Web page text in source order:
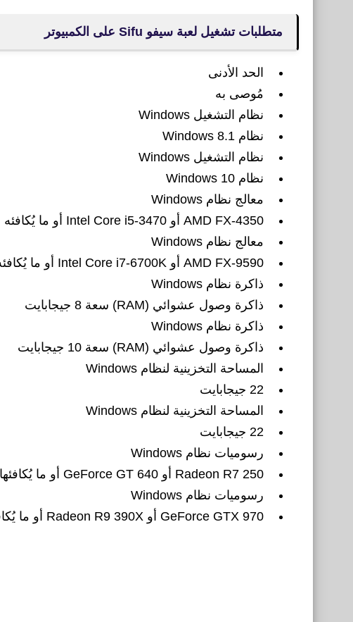
متطلبات تشغيل لعبة سيفو Sifu على الكمبيوتر
الحد الأدنى
مُوصى به
نظام التشغيل Windows
نظام Windows 8.1
نظام التشغيل Windows
نظام Windows 10
معالج نظام Windows
AMD FX-4350 أو Intel Core i5-3470 أو ما يُكافئه
معالج نظام Windows
AMD FX-9590 أو Intel Core i7-6700K أو ما يُكافئه
ذاكرة نظام Windows
ذاكرة وصول عشوائي (RAM) سعة 8 جيجابايت
ذاكرة نظام Windows
ذاكرة وصول عشوائي (RAM) سعة 10 جيجابايت
المساحة التخزينية لنظام Windows
22 جيجابايت
المساحة التخزينية لنظام Windows
22 جيجابايت
رسوميات نظام Windows
Radeon R7 250 أو GeForce GT 640 أو ما يُكافئها
رسوميات نظام Windows
GeForce GTX 970 أو Radeon R9 390X أو ما يُكافئها.